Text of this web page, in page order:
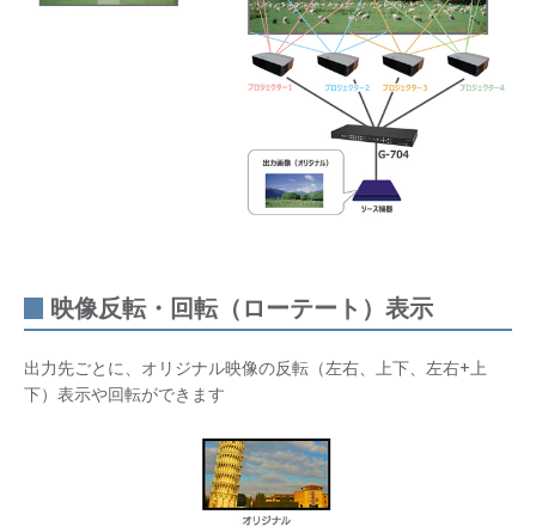
映像反転・回転（ローテート）表示
出力先ごとに、オリジナル映像の反転（左右、上下、左右+上
下）表示や回転ができます